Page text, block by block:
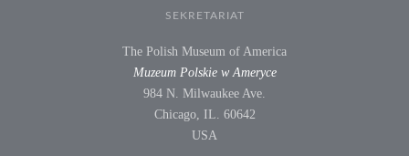
SEKRETARIAT
The Polish Museum of America
Muzeum Polskie w Ameryce
984 N. Milwaukee Ave.
Chicago, IL. 60642
USA